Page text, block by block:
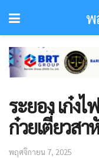
พ
ระยอง เก๋ง
ก๋วยเตี๋ยวสา
พฤศจิกายน 7, 2025